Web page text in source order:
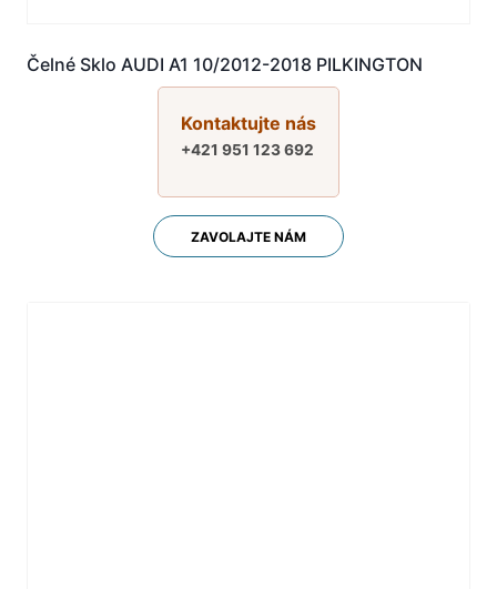
Čelné Sklo AUDI A1 10/2012-2018 PILKINGTON
Kontaktujte nás
+421 951 123 692
ZAVOLAJTE NÁM